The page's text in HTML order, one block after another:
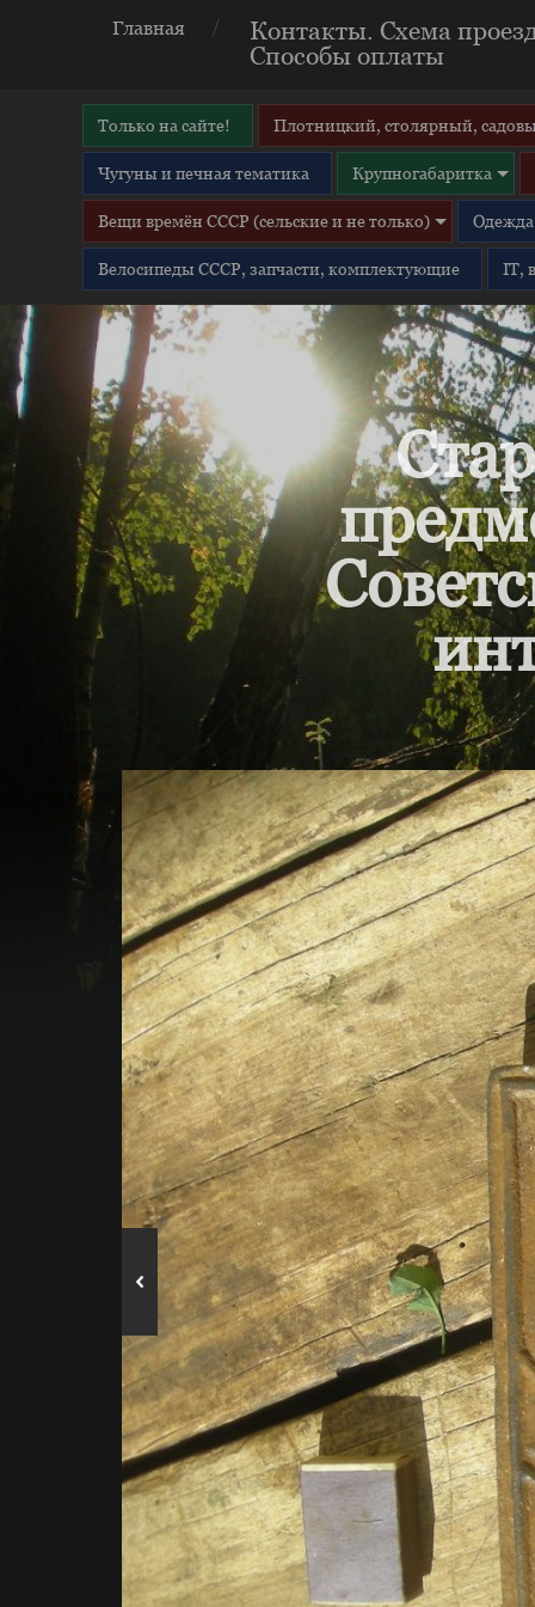
Главная
Контакты. Схема
Способы оплаты
Только на сайте! Плотницкий, столярный,
Чугуны и печная тематика Крупногабаритка
Вещи времён СССР (сельские и не только) Одежда
Велосипеды СССР, запчасти, комплектующие IT,